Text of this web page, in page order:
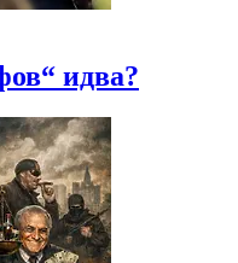
идва?